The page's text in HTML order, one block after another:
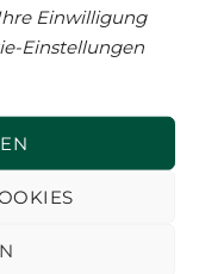
Einwilligung
Einstellungen